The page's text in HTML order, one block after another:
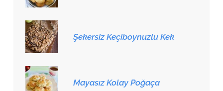
Şekersiz Keçiboynuzlu Kek
Mayasız Kolay Poğaça